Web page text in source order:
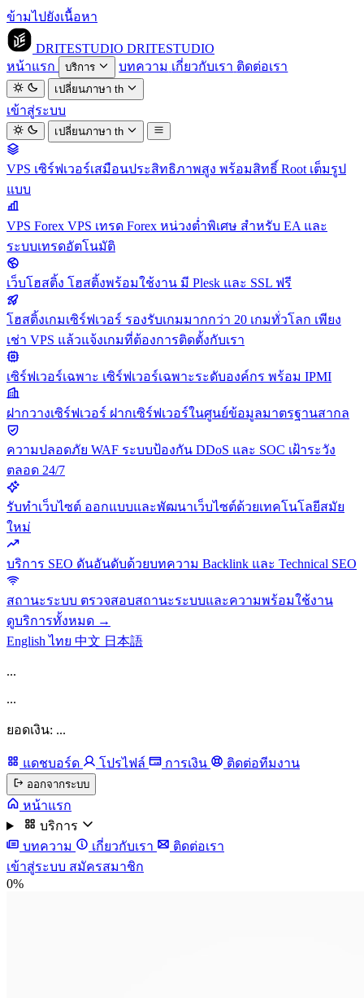
ข้ามไปยังเนื้อหา
DRITESTUDIO DRITESTUDIO
หน้าแรก
บริการ บทความ เกี่ยวกับเรา ติดต่อเรา
เปลี่ยนภาษาth
เข้าสู่ระบบ
เปลี่ยนภาษาth
VPS เซิร์ฟเวอร์เสมือนประสิทธิภาพสูง พร้อมสิทธิ์ Root เต็มรูป
แบบ
VPS Forex VPS เทรด Forex หน่วงต่ำพิเศษ สำหรับ EA และ
ระบบเทรดอัตโนมัติ
เว็บโฮสติ้ง โฮสติ้งพร้อมใช้งาน มี Plesk และ SSL ฟรี
โฮสติ้งเกมเซิร์ฟเวอร์ รองรับเกมมากกว่า 20 เกมทั่วโลก เพียง
เช่า VPS แล้วแจ้งเกมที่ต้องการติดตั้งกับเรา
เซิร์ฟเวอร์เฉพาะ เซิร์ฟเวอร์เฉพาะระดับองค์กร พร้อม IPMI
ฝากวางเซิร์ฟเวอร์ ฝากเซิร์ฟเวอร์ในศูนย์ข้อมูลมาตรฐานสากล
ความปลอดภัย WAF ระบบป้องกัน DDoS และ SOC เฝ้าระวัง
ตลอด 24/7
รับทำเว็บไซต์ ออกแบบและพัฒนาเว็บไซต์ด้วยเทคโนโลยีสมัย
ใหม่
บริการ SEO ดันอันดับด้วยบทความ Backlink และ Technical SEO
สถานะระบบ ตรวจสอบสถานะระบบและความพร้อมใช้งาน
ดูบริการทั้งหมด →
Englishไทย 中文 日本語
...
...
ยอดเงิน: ...
แดชบอร์ด โปรไฟล์ การเงิน ติดต่อทีมงาน
ออกจากระบบ
หน้าแรก
บริการ
บทความ
เกี่ยวกับเรา
ติดต่อเรา
เข้าสู่ระบบ สมัครสมาชิก
0%